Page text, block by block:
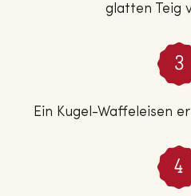
glatten Teig
Ein Kugel-Waffeleisen